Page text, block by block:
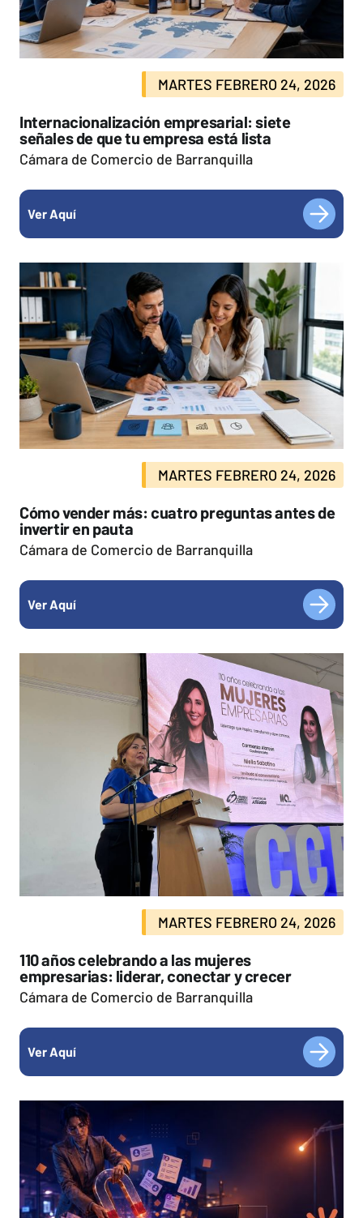
MARTES FEBRERO 24, 2026
Internacionalización empresarial: siete
señales de que tu empresa está lista
Cámara de Comercio de Barranquilla
Ver Aquí
MARTES FEBRERO 24, 2026
Cómo vender más: cuatro preguntas antes de
invertir en pauta
Cámara de Comercio de Barranquilla
Ver Aquí
MARTES FEBRERO 24, 2026
110 años celebrando a las mujeres
empresarias: liderar, conectar y crecer
Cámara de Comercio de Barranquilla
Ver Aquí